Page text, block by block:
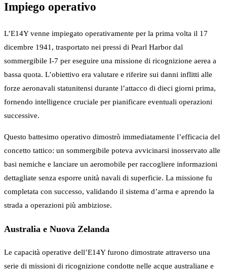
Impiego operativo
L’E14Y venne impiegato operativamente per la prima volta il 17
dicembre 1941, trasportato nei pressi di Pearl Harbor dal
sommergibile I-7 per eseguire una missione di ricognizione aerea a
bassa quota. L’obiettivo era valutare e riferire sui danni inflitti alle
forze aeronavali statunitensi durante l’attacco di dieci giorni prima,
fornendo intelligence cruciale per pianificare eventuali operazioni
successive.
Questo battesimo operativo dimostrò immediatamente l’efficacia del
concetto tattico: un sommergibile poteva avvicinarsi inosservato alle
basi nemiche e lanciare un aeromobile per raccogliere informazioni
dettagliate senza esporre unità navali di superficie. La missione fu
completata con successo, validando il sistema d’arma e aprendo la
strada a operazioni più ambiziose.
Australia e Nuova Zelanda
Le capacità operative dell’E14Y furono dimostrate attraverso una
serie di missioni di ricognizione condotte nelle acque australiane e